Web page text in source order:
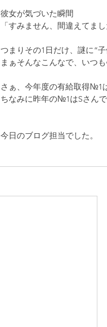
彼女が気づいた瞬間
「すみません、間違えてまし
つまりその1日だけ、謎に“
まぁそんなこんなで、いつも
さぁ、今年度の有給取得№1
ちなみに昨年の№1はSさん
今日のブログ担当でした。